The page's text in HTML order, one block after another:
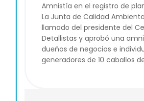
Amnistía en el registro de
La Junta de Calidad
llamado del presidente del
Detallistas y aprobó una
dueños de negocios e
generadores de 10 caballos